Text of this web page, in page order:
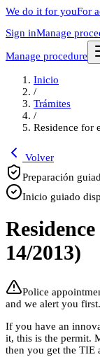
We do it for youFor
Sign inManage
Manage procedure
Inicio
/
Trámites
/
Residence for
Volver
Preparación
Inicio guiado
14/2013)
Police
and we alert you first.
If you have an
it, this is the permit.
then you get the TIE